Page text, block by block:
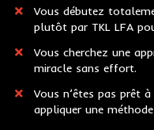
​Vous débutez
plutôt par TKL LFA
Vous cherchez une
miracle sans effort.
​​Vous n’êtes pas prêt
appliquer une